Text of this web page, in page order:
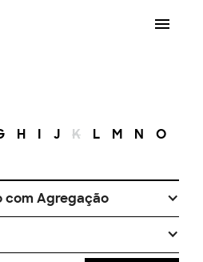
H I J K L M N O
com Agregação